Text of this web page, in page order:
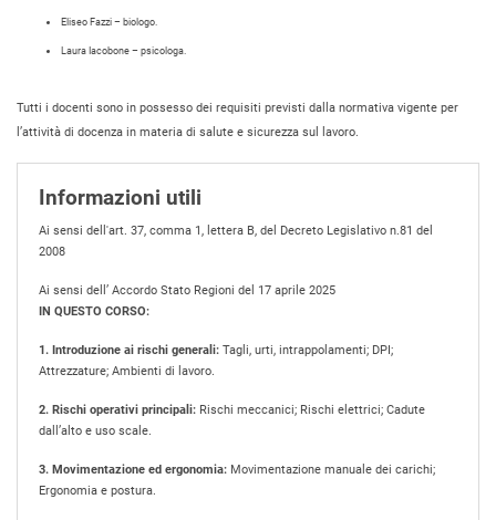
Eliseo Fazzi – biologo.
Laura Iacobone – psicologa.
Tutti i docenti sono in possesso dei requisiti previsti dalla normativa vigente per
l’attività di docenza in materia di salute e sicurezza sul lavoro.
Informazioni utili
Ai sensi dell'art. 37, comma 1, lettera B, del Decreto Legislativo n.81 del
2008
Ai sensi dell’ Accordo Stato Regioni del 17 aprile 2025
IN QUESTO CORSO:
1. Introduzione ai rischi generali: Tagli, urti, intrappolamenti; DPI;
Attrezzature; Ambienti di lavoro.
2. Rischi operativi principali: Rischi meccanici; Rischi elettrici; Cadute
dall’alto e uso scale.
3. Movimentazione ed ergonomia: Movimentazione manuale dei carichi;
Ergonomia e postura.